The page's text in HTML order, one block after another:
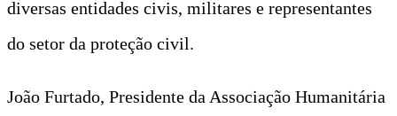
diversas entidades civis, militares e representantes
do setor da proteção civil.
João Furtado, Presidente da Associação Humanitária